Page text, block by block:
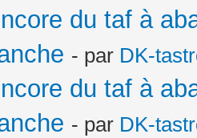
du taf à
- par DK-
du taf à
- par DK-